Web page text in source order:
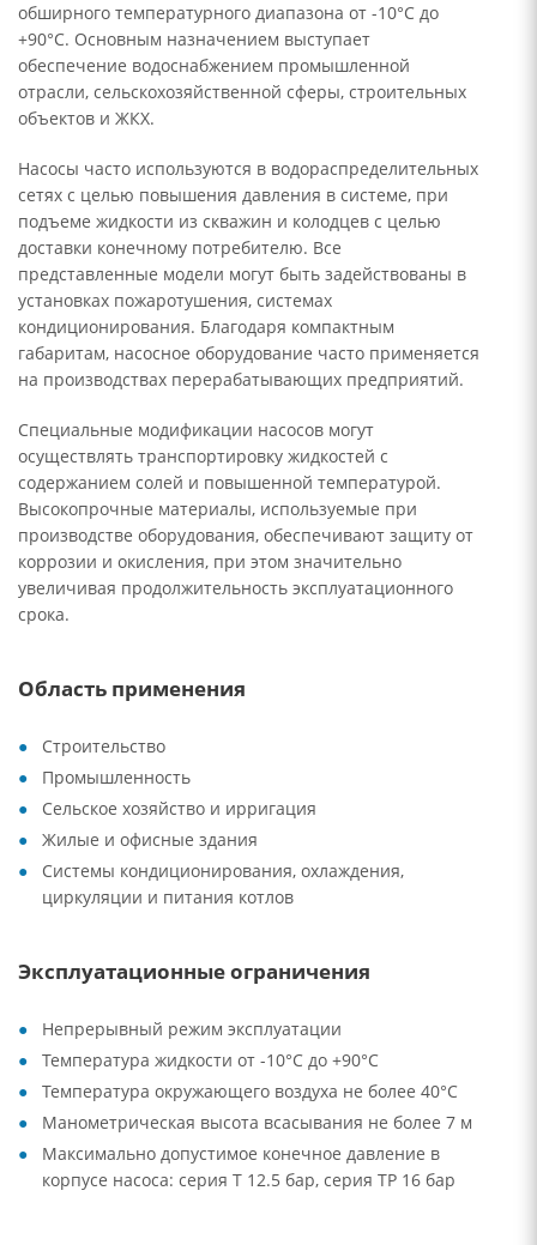
обширного температурного диапазона от -10°C до
+90°C. Основным назначением выступает
обеспечение водоснабжением промышленной
отрасли, сельскохозяйственной сферы, строительных
объектов и ЖКХ.
Насосы часто используются в водораспределительных
сетях с целью повышения давления в системе, при
подъеме жидкости из скважин и колодцев с целью
доставки конечному потребителю. Все
представленные модели могут быть задействованы в
установках пожаротушения, системах
кондиционирования. Благодаря компактным
габаритам, насосное оборудование часто применяется
на производствах перерабатывающих предприятий.
Специальные модификации насосов могут
осуществлять транспортировку жидкостей с
содержанием солей и повышенной температурой.
Высокопрочные материалы, используемые при
производстве оборудования, обеспечивают защиту от
коррозии и окисления, при этом значительно
увеличивая продолжительность эксплуатационного
срока.
Область применения
Строительство
Промышленность
Сельское хозяйство и ирригация
Жилые и офисные здания
Системы кондиционирования, охлаждения,
циркуляции и питания котлов
Эксплуатационные ограничения
Непрерывный режим эксплуатации
Температура жидкости от -10°C до +90°C
Температура окружающего воздуха не более 40°C
Манометрическая высота всасывания не более 7 м
Максимально допустимое конечное давление в
корпусе насоса: серия Т 12.5 бар, серия TP 16 бар